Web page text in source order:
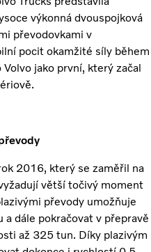
výkonná dvouspojková
převodovkami v
pocit okamžité síly během
jako první, který začal
2016, který se zaměřil na
větší točivý moment
převody umožňuje
dále pokračovat v přepravě
až 325 tun. Díky plazivým